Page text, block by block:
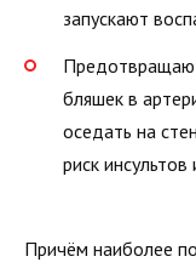
запускают
бляшек в
оседать на
риск
Причём наиболее